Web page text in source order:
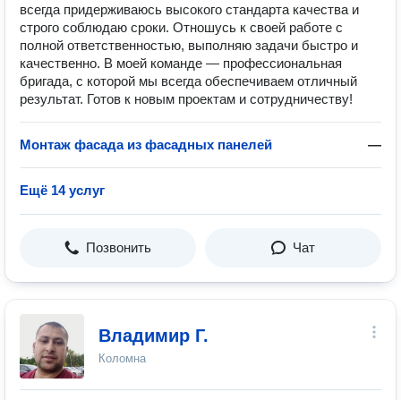
всегда придерживаюсь высокого стандарта качества и
строго соблюдаю сроки. Отношусь к своей работе с
полной ответственностью, выполняю задачи быстро и
качественно. В моей команде — профессиональная
бригада, с которой мы всегда обеспечиваем отличный
результат. Готов к новым проектам и сотрудничеству!
Монтаж фасада из фасадных панелей —
Ещё 14 услуг
Позвонить Чат
Владимир Г.
Коломна